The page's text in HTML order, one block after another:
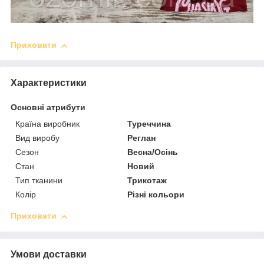
Приховати
Характеристики
Основні атрибути
Країна виробник
Туреччина
Вид виробу
Реглан
Сезон
Весна/Осінь
Стан
Новий
Тип тканини
Трикотаж
Колір
Різні кольори
Приховати
Умови доставки